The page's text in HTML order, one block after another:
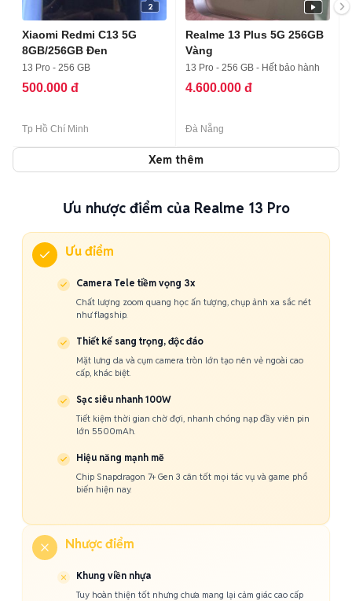
2
Xiaomi Redmi C13 5G
8GB/256GB Đen
13 Pro - 256 GB
500.000 đ
Tp Hồ Chí Minh
Realme 13 Plus 5G 256GB
Vàng
13 Pro - 256 GB - Hết bảo hành
4.600.000 đ
Đà Nẵng
Xem thêm
Ưu nhược điểm của Realme 13 Pro
Ưu điểm
Camera Tele tiềm vọng 3x
Chất lượng zoom quang học ấn tượng, chụp ảnh xa sắc nét
như flagship.
Thiết kế sang trọng, độc đáo
Mặt lưng da và cụm camera tròn lớn tạo nên vẻ ngoài cao
cấp, khác biệt.
Sạc siêu nhanh 100W
Tiết kiệm thời gian chờ đợi, nhanh chóng nạp đầy viên pin
lớn 5500mAh.
Hiệu năng mạnh mẽ
Chip Snapdragon 7+ Gen 3 cân tốt mọi tác vụ và game phổ
biến hiện nay.
Nhược điểm
Khung viền nhựa
Tuy hoàn thiện tốt nhưng chưa mang lại cảm giác cao cấp